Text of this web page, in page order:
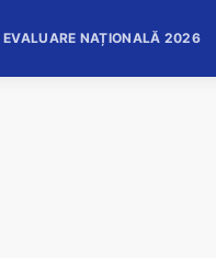
EVALUARE NAȚIONALĂ 2026